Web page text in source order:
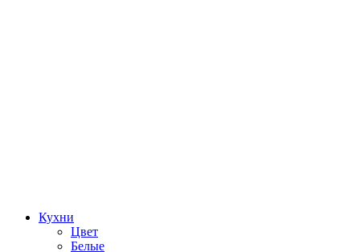
Кухни
Цвет
Белые